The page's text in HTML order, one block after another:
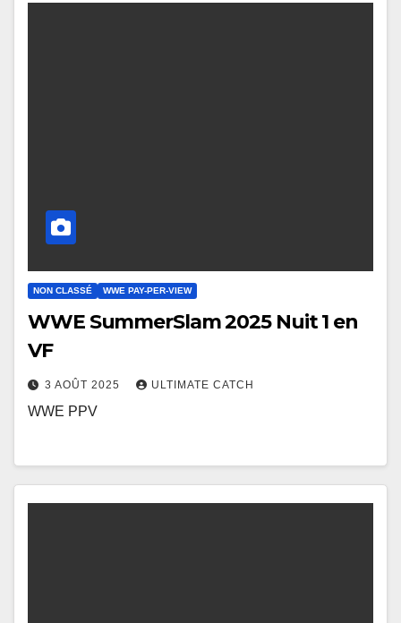
NON CLASSÉ WWE PAY-PER-VIEW
WWE SummerSlam 2025 Nuit 1 en
VF
3 AOÛT 2025 ULTIMATE CATCH
WWE PPV